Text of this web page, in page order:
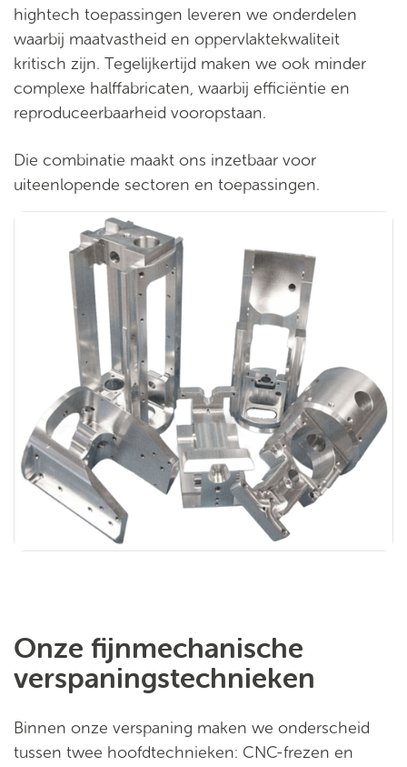
hightech toepassingen leveren we onderdelen
waarbij maatvastheid en oppervlaktekwaliteit
kritisch zijn. Tegelijkertijd maken we ook minder
complexe halffabricaten, waarbij efficiëntie en
reproduceerbaarheid vooropstaan.
Die combinatie maakt ons inzetbaar voor
uiteenlopende sectoren en toepassingen.
Onze fijnmechanische
verspaningstechnieken
Binnen onze verspaning maken we onderscheid
tussen twee hoofdtechnieken: CNC-frezen en